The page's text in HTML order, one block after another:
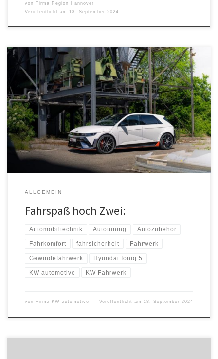
von Firma Region Hannover
Veröffentlicht am
18. September 2024
Dass sich Elektromobilität und Emotionen nicht ausschließen,
beweist der neue Hyundai Ioniq 5 N. Bei dem performanten
Crossover-SUV stellt der koreanische Automobilhersteller den
Fahrspaß in den Mittelpunkt. Für den 650 PS starken Hyundai Ioniq
5 N ist ab sofort das KW V3 Gewindefahrwerk lieferbar. Das bis zu
2,3 Tonnen wiegende […]
ALLGEMEIN
Fahrspaß hoch Zwei:
Automobiltechnik Autotuning Autozubehör
Fahrkomfort fahrsicherheit Fahrwerk
Gewindefahrwerk Hyundai Ioniq 5
KW automotive KW Fahrwerk
von Firma KW automotive Veröffentlicht am 18. September 2024